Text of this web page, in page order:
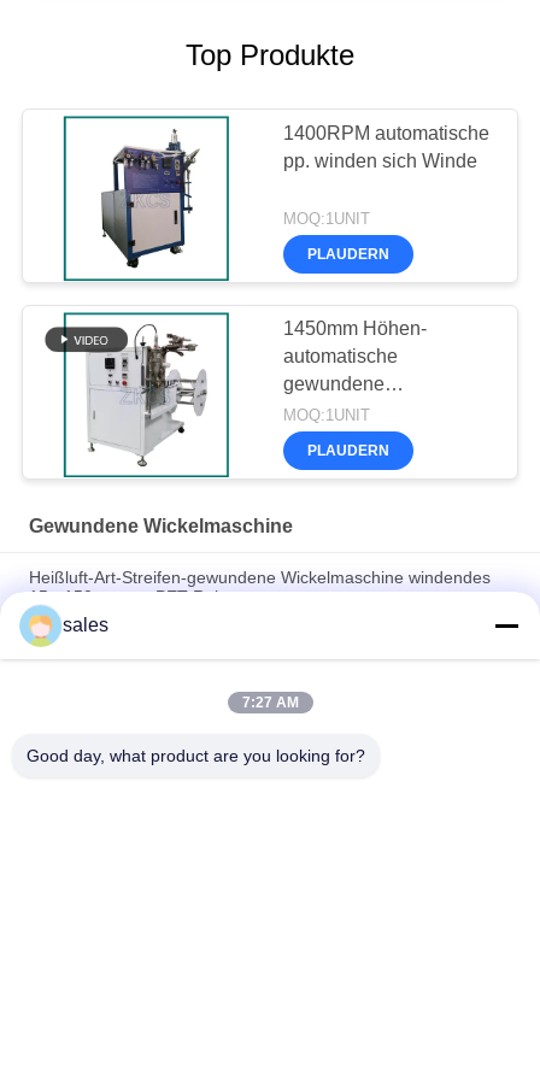
Top Produkte
1400RPM automatische
pp. winden sich Winde
MOQ:1UNIT
PLAUDERN
1450mm Höhen-
automatische
gewundene
Wickelmaschine
MOQ:1UNIT
PLAUDERN
Gewundene Wickelmaschine
Heißluft-Art-Streifen-gewundene Wickelmaschine windendes
15 - 150mm pp. PET Rohr
PP-Material Kernstreifenmaschine Automatisches Schneiden
für Kunststoffstreifenwickeln
15 - 150 mm Rohr-Hochluft-Automatische
sales
7:27 AM
Good day, what product are you looking for?